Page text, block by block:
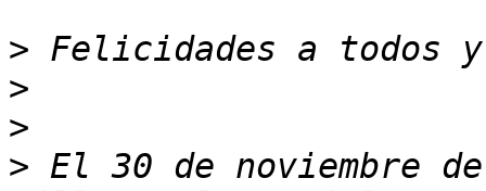
>
>
>
> El 30 de noviembre